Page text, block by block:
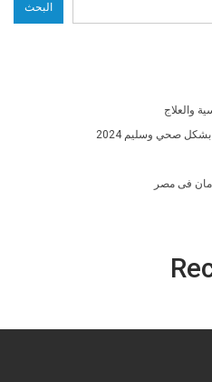
البحث
والعلاج
صحي وسليم 2024
فى مصر